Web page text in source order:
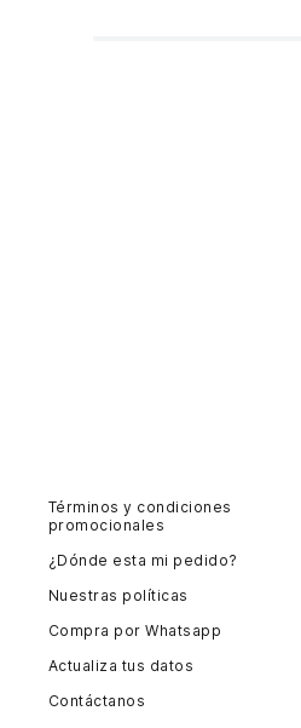
Términos y condiciones
promocionales
¿Dónde esta mi pedido?
Nuestras políticas
Compra por Whatsapp
Actualiza tus datos
Contáctanos